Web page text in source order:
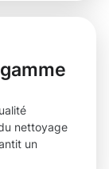
nettoyage
un